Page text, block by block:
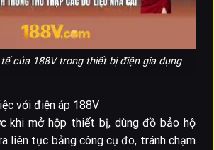
của 188V trong thiết bị điện gia dụng
với điện áp 188V
khi mở hộp thiết bị, dùng đồ bảo hộ
liên tục bằng công cụ đo, tránh chạm